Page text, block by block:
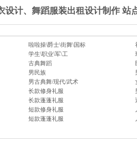
设计、舞蹈服装出租设计制作 站
啦啦操\爵士\街舞\国标
学生\职业\军\工
古典舞蹈
男民族
男古典舞/现代/武术
长款修身礼服
长款蓬蓬礼服
短款修身礼服
短款蓬蓬礼服